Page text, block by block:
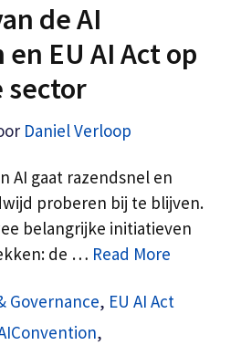
de AI
EU AI Act op
sector
Daniel Verloop
AI gaat razendsnel en
proberen bij te blijven.
belangrijke initiatieven
de … Read More
Governance, EU AI Act
,